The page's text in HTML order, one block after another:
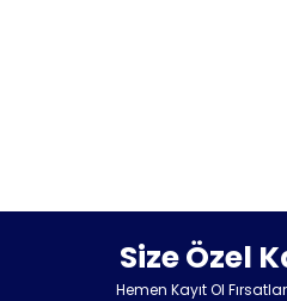
Size Özel
Hemen Kayıt Ol